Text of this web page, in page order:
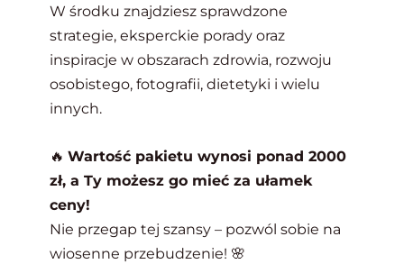
W środku znajdziesz sprawdzone
strategie, eksperckie porady oraz
inspiracje w obszarach zdrowia, rozwoju
osobistego, fotografii, dietetyki i wielu
innych.
🔥Wartość pakietu wynosi ponad 2000
zł, a Ty możesz go mieć za ułamek
ceny!
Nie przegap tej szansy – pozwól sobie na
wiosenne przebudzenie! 🌸